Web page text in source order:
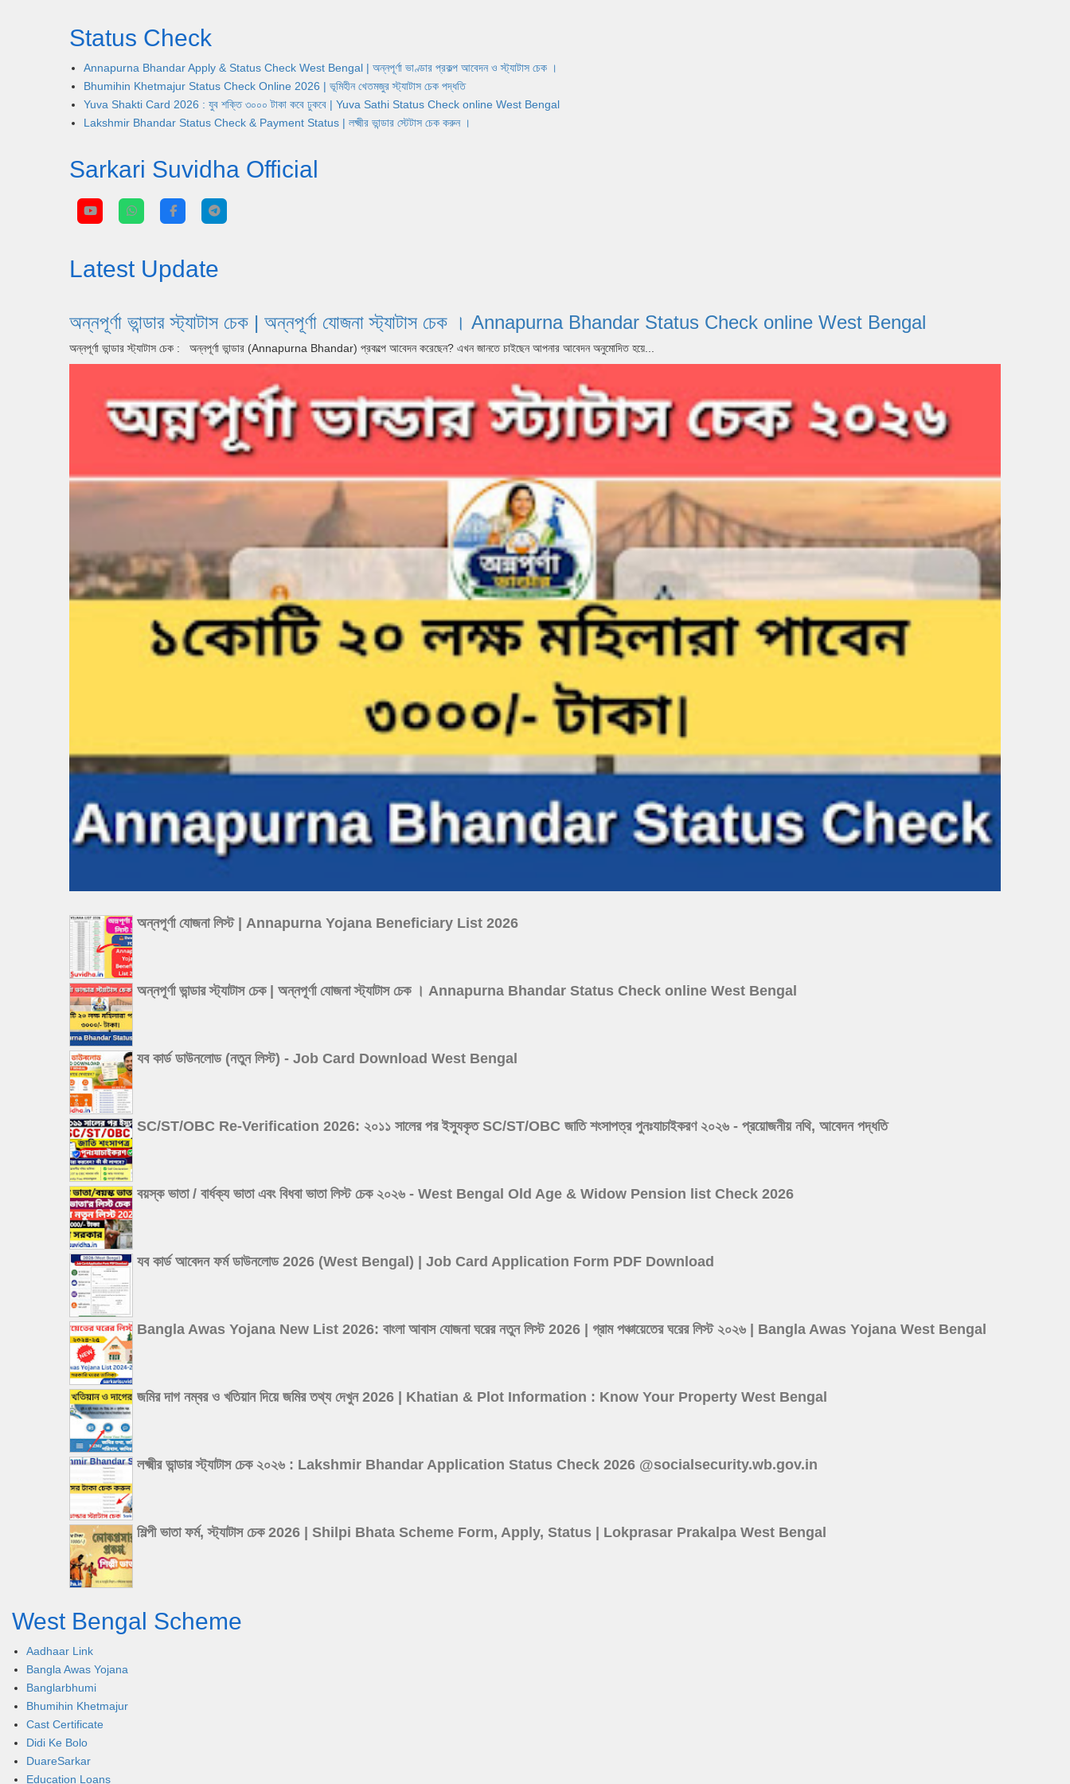
Status Check
Annapurna Bhandar Apply & Status Check West Bengal | অন্নপূর্ণা ভাণ্ডার প্রকল্প আবেদন ও স্ট্যাটাস চেক ।
Bhumihin Khetmajur Status Check Online 2026 | ভূমিহীন খেতমজুর স্ট্যাটাস চেক পদ্ধতি
Yuva Shakti Card 2026 : যুব শক্তি ৩০০০ টাকা কবে ঢুকবে | Yuva Sathi Status Check online West Bengal
Lakshmir Bhandar Status Check & Payment Status | লক্ষ্মীর ভান্ডার স্টেটাস চেক করুন ।
Sarkari Suvidha Official
Latest Update
অন্নপূর্ণা ভান্ডার স্ট্যাটাস চেক | অন্নপূর্ণা যোজনা স্ট্যাটাস চেক । Annapurna Bhandar Status Check online West Bengal
অন্নপূর্ণা ভান্ডার স্ট্যাটাস চেক : অন্নপূর্ণা ভান্ডার (Annapurna Bhandar) প্রকল্পে আবেদন করেছেন? এখন জানতে চাইছেন আপনার আবেদন অনুমোদিত হয়ে...
অন্নপূর্ণা যোজনা লিস্ট | Annapurna Yojana Beneficiary List 2026
অন্নপূর্ণা ভান্ডার স্ট্যাটাস চেক | অন্নপূর্ণা যোজনা স্ট্যাটাস চেক । Annapurna Bhandar Status Check online West Bengal
যব কার্ড ডাউনলোড (নতুন লিস্ট) - Job Card Download West Bengal
SC/ST/OBC Re-Verification 2026: ২০১১ সালের পর ইস্যুকৃত SC/ST/OBC জাতি শংসাপত্র পুনঃযাচাইকরণ ২০২৬ - প্রয়োজনীয় নথি, আবেদন পদ্ধতি
বয়স্ক ভাতা / বার্ধক্য ভাতা এবং বিধবা ভাতা লিস্ট চেক ২০২৬ - West Bengal Old Age & Widow Pension list Check 2026
যব কার্ড আবেদন ফর্ম ডাউনলোড 2026 (West Bengal) | Job Card Application Form PDF Download
Bangla Awas Yojana New List 2026: বাংলা আবাস যোজনা ঘরের নতুন লিস্ট 2026 | গ্রাম পঞ্চায়েতের ঘরের লিস্ট ২০২৬ | Bangla Awas Yojana West Bengal
জমির দাগ নম্বর ও খতিয়ান দিয়ে জমির তথ্য দেখুন 2026 | Khatian & Plot Information : Know Your Property West Bengal
লক্ষ্মীর ভান্ডার স্ট্যাটাস চেক ২০২৬ : Lakshmir Bhandar Application Status Check 2026 @socialsecurity.wb.gov.in
শিল্পী ভাতা ফর্ম, স্ট্যাটাস চেক 2026 | Shilpi Bhata Scheme Form, Apply, Status | Lokprasar Prakalpa West Bengal
West Bengal Scheme
Aadhaar Link
Bangla Awas Yojana
Banglarbhumi
Bhumihin Khetmajur
Cast Certificate
Didi Ke Bolo
DuareSarkar
Education Loans